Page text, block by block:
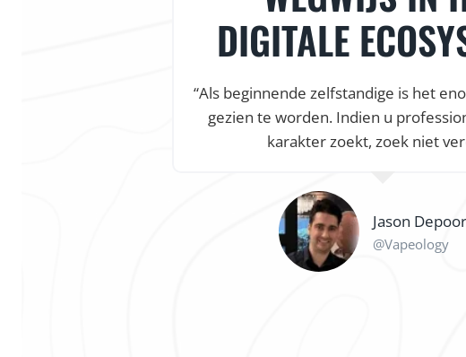
DIGITALE
“Als beginnende zelfstandige is het
gezien te worden. Indien u
karakter zoekt, zoek niet
Jason
@Vapeology